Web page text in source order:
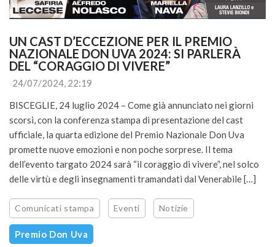
UN CAST D’ECCEZIONE PER IL PREMIO
NAZIONALE DON UVA 2024: SI PARLERÀ
DEL “CORAGGIO DI VIVERE”
24/07/2024, 22:19
BISCEGLIE, 24 luglio 2024 – Come già annunciato nei giorni
scorsi, con la conferenza stampa di presentazione del cast
ufficiale, la quarta edizione del Premio Nazionale Don Uva
promette nuove emozioni e non poche sorprese. Il tema
dell’evento targato 2024 sarà “il coraggio di vivere”, nel solco
delle virtù e degli insegnamenti tramandati dal Venerabile […]
Comunicati stampa Eventi Notizie
Premio Don Uva